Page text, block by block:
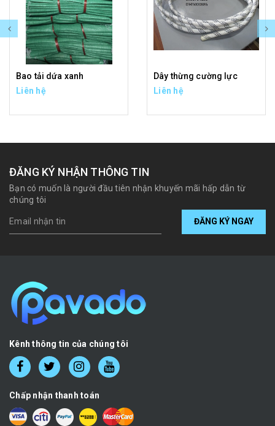
Bao tải dứa xanh
Liên hệ
Dây thừng cường lực
Liên hệ
ĐĂNG KÝ NHẬN THÔNG TIN
Bạn có muốn là người đầu tiên nhận khuyến mãi hấp dẫn từ
chúng tôi
ĐĂNG KÝ NGAY
Kênh thông tin của chúng tôi
Chấp nhận thanh toán